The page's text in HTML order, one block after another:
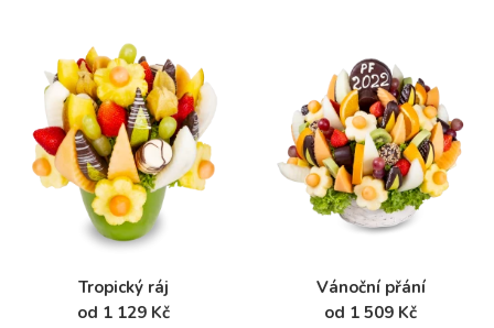
Tropický ráj
od 1 129 Kč
Vánoční přání
od 1 509 Kč